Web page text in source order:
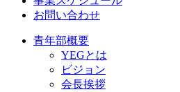
お問い合わせ
青年部概要
YEGとは
ビジョン
会長挨拶